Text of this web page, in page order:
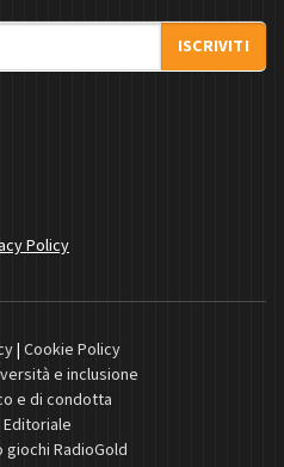
ISCRIVITI
Policy
| Cookie Policy
e inclusione
e di condotta
Editoriale
RadioGold